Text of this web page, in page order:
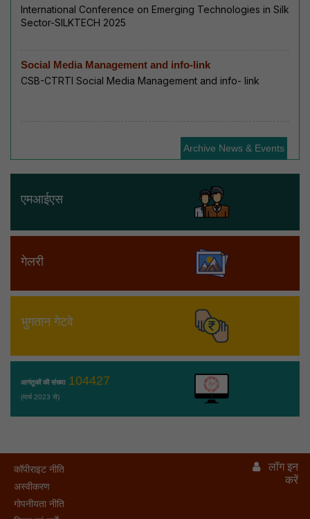
International Conference on Emerging Technologies in Silk
Sector-SILKTECH 2025
Social Media Management and info-link
CSB-CTRTI Social Media Management and info- link
Archive News & Events
एमआईएस
गेलरी
भुगतान गेटवे
आगंतुकों की संख्या104427
(मार्च 2023 से)
कॉपीराइट नीति
अस्वीकरण
गोपनीयता नीति
लॉग इन
करें